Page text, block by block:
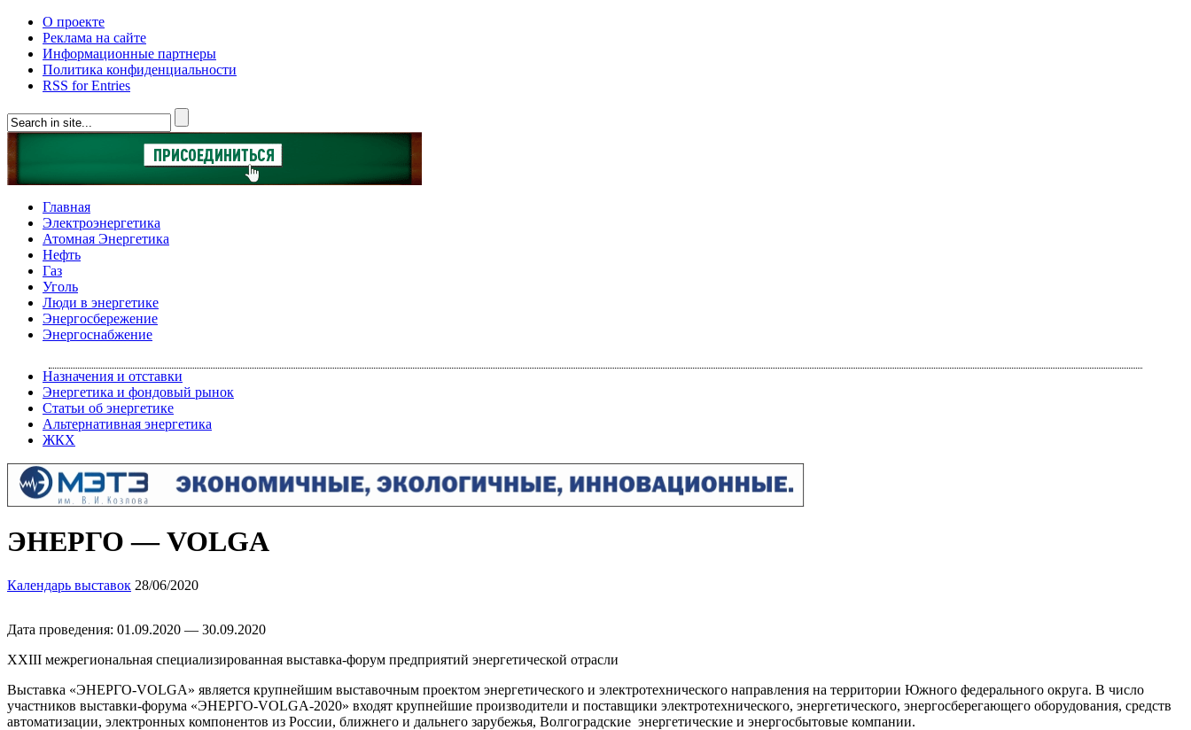
О проекте
Реклама на сайте
Информационные партнеры
Политика конфиденциальности
RSS for Entries
Главная
Электроэнергетика
Атомная Энергетика
Нефть
Газ
Уголь
Люди в энергетике
Энергосбережение
Энергоснабжение
Назначения и отставки
Энергетика и фондовый рынок
Статьи об энергетике
Альтернативная энергетика
ЖКХ
ЭНЕРГО — VOLGA
Календарь выставок 28/06/2020
Дата проведения: 01.09.2020 — 30.09.2020
XXIII межрегиональная специализированная выставка-форум предприятий энергетической отрасли
Выставка «ЭНЕРГО-VOLGA» является крупнейшим выставочным проектом энергетического и электротехнического направления на территории Южного федерального округа. В число
участников выставки-форума «ЭНЕРГО-VOLGA-2020» входят крупнейшие производители и поставщики электротехнического, энергетического, энергосберегающего оборудования, средств
автоматизации, электронных компонентов из России, ближнего и дальнего зарубежья, Волгоградские энергетические и энергосбытовые компании.